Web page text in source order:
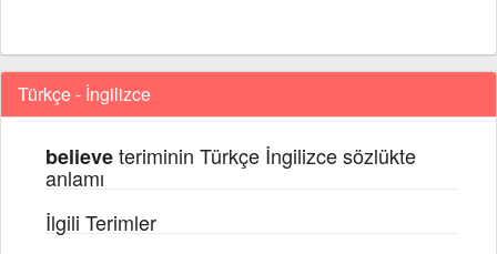
Türkçe - İngilizce
believeteriminin Türkçe İngilizce sözlükte
anlamı
İlgili Terimler